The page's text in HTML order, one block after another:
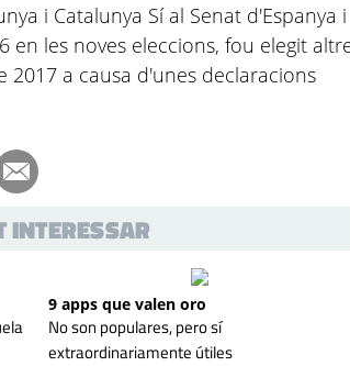
i Catalunya Sí al Senat d'Espanya i
en les noves eleccions, fou elegit
2017 a causa d'unes declaracions
INTERESSAR
9 apps que valen oro
No son populares, pero sí
extraordinariamente útiles